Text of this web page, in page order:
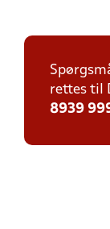
rettes til
8939